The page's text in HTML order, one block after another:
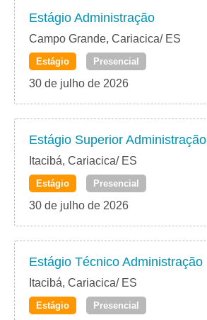
Estágio Administração
Campo Grande, Cariacica/ ES
Estágio Presencial
30 de julho de 2026
Estágio Superior Administração
Itacibá, Cariacica/ ES
Estágio Presencial
30 de julho de 2026
Estágio Técnico Administração
Itacibá, Cariacica/ ES
Estágio Presencial